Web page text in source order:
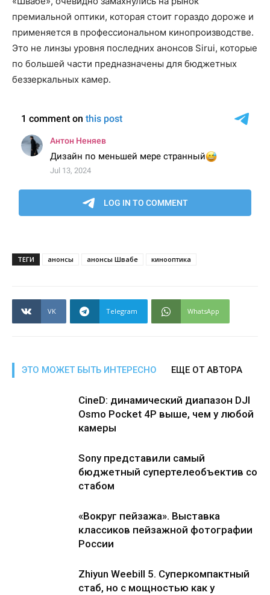
премиальной оптики, которая стоит гораздо дороже и
применяется в профессиональном кинопроизводстве.
Это не линзы уровня последних анонсов Sirui, которые
по большей части предназначены для бюджетных
беззеркальных камер.
ТЕГИ анонсы анонсы Швабе кинооптика
VK Telegram WhatsApp
ЭТО МОЖЕТ БЫТЬ ИНТЕРЕСНО ЕЩЕ ОТ АВТОРА
CineD: динамический диапазон DJI
Osmo Pocket 4P выше, чем у любой
камеры
Sony представили самый
бюджетный супертелеобъектив со
стабом
«Вокруг пейзажа». Выставка
классиков пейзажной фотографии
России
Zhiyun Weebill 5. Cуперкомпактный
стаб, но с мощностью как у